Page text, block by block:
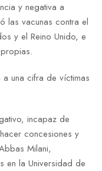
y negativa a
las vacunas contra el
y el Reino Unido, e
una cifra de víctimas
incapaz de
concesiones y
Milani,
en la Universidad de